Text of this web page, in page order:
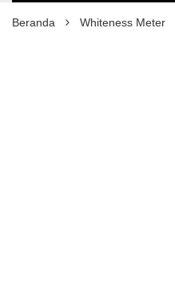
Beranda Whiteness Meter